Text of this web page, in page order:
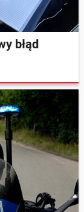
błąd